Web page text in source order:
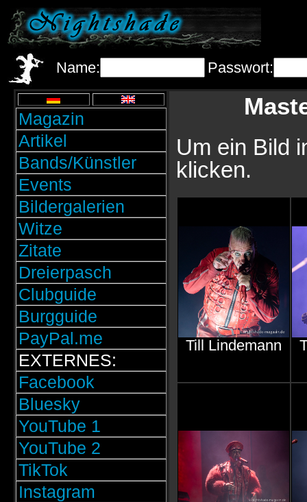
Name: Passwort:
Magazin
Artikel
Bands/Künstler
Events
Bildergalerien
Witze
Zitate
Dreierpasch
Clubguide
Burgguide
PayPal.me
EXTERNES:
Facebook
Bluesky
YouTube 1
YouTube 2
TikTok
Instagram
Um ein Bild
klicken.
Till Lindemann